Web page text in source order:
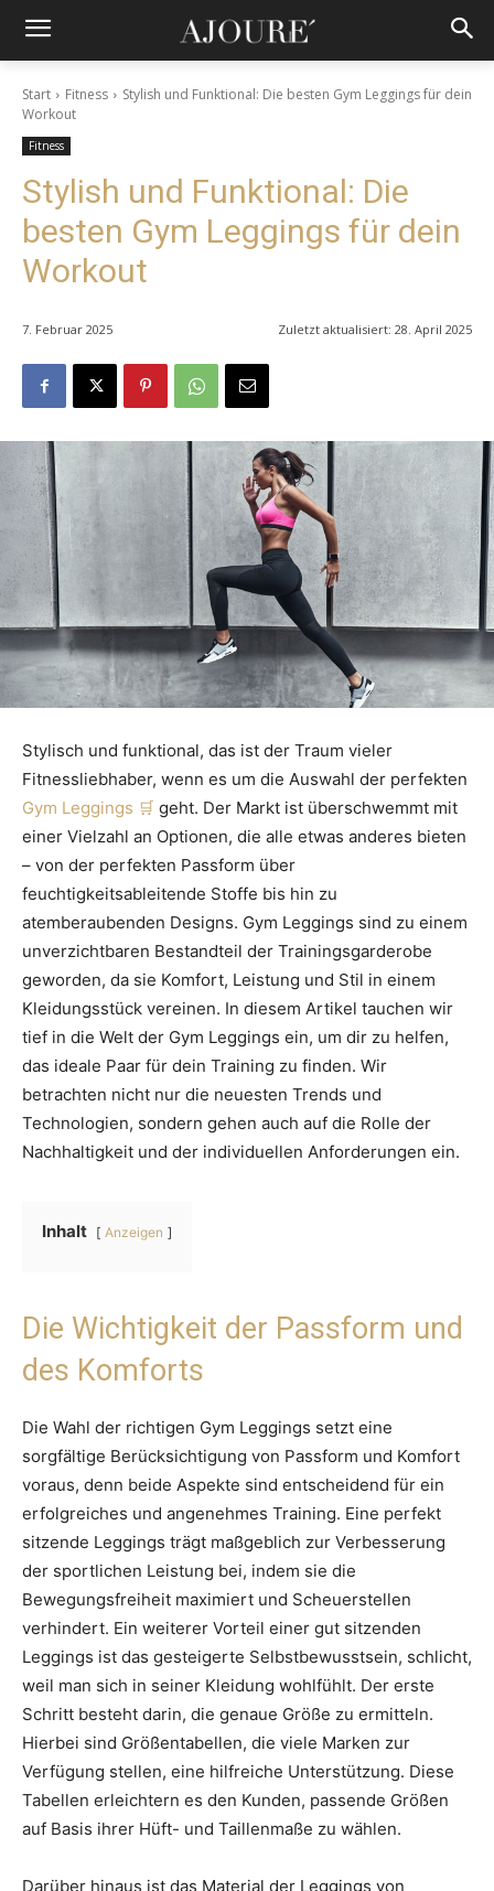
Start Fitness
Stylish und Funktional: Die besten Gym Leggings für dein
Workout
Fitness
Stylish und Funktional: Die
besten Gym Leggings für dein
Workout
7. Februar 2025 Zuletzt aktualisiert: 28. April 2025
Stylisch und funktional, das ist der Traum vieler
Fitnessliebhaber, wenn es um die Auswahl der perfekten
Gym Leggings
geht. Der Markt ist überschwemmt mit
einer Vielzahl an Optionen, die alle etwas anderes bieten
– von der perfekten Passform über
feuchtigkeitsableitende Stoffe bis hin zu
atemberaubenden Designs. Gym Leggings sind zu einem
unverzichtbaren Bestandteil der Trainingsgarderobe
geworden, da sie Komfort, Leistung und Stil in einem
Kleidungsstück vereinen. In diesem Artikel tauchen wir
tief in die Welt der Gym Leggings ein, um dir zu helfen,
das ideale Paar für dein Training zu finden. Wir
betrachten nicht nur die neuesten Trends und
Technologien, sondern gehen auch auf die Rolle der
Nachhaltigkeit und der individuellen Anforderungen ein.
Inhalt Anzeigen
Die Wichtigkeit der Passform und
des Komforts
Die Wahl der richtigen Gym Leggings setzt eine
sorgfältige Berücksichtigung von Passform und Komfort
voraus, denn beide Aspekte sind entscheidend für ein
erfolgreiches und angenehmes Training. Eine perfekt
sitzende Leggings trägt maßgeblich zur Verbesserung
der sportlichen Leistung bei, indem sie die
Bewegungsfreiheit maximiert und Scheuerstellen
verhindert. Ein weiterer Vorteil einer gut sitzenden
Leggings ist das gesteigerte Selbstbewusstsein, schlicht,
weil man sich in seiner Kleidung wohlfühlt. Der erste
Schritt besteht darin, die genaue Größe zu ermitteln.
Hierbei sind Größentabellen, die viele Marken zur
Verfügung stellen, eine hilfreiche Unterstützung. Diese
Tabellen erleichtern es den Kunden, passende Größen
auf Basis ihrer Hüft- und Taillenmaße zu wählen.
Darüber hinaus ist das Material der Leggings von